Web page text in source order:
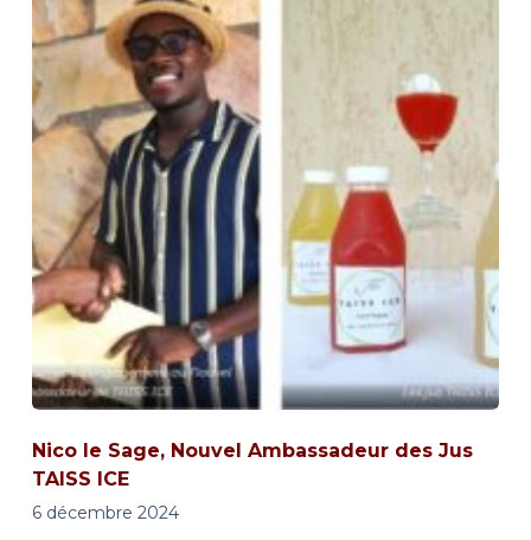
Nico le Sage, Nouvel Ambassadeur des Jus
TAISS ICE
6 décembre 2024